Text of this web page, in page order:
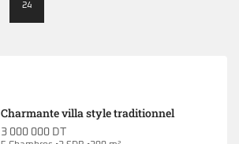
24
Charmante villa style traditionnel
3 000 000 DT